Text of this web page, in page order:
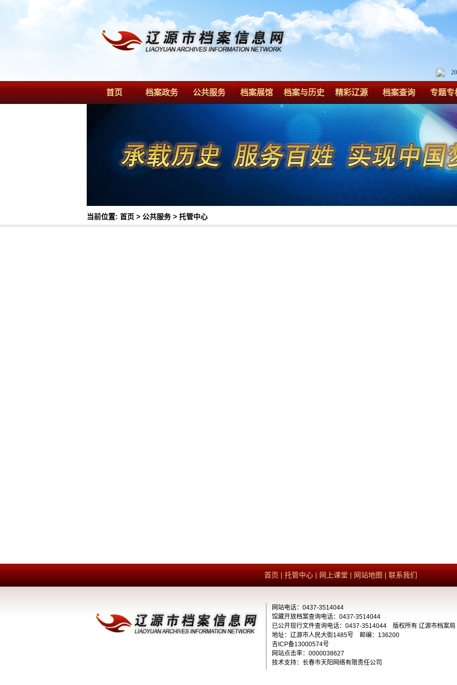
首页 档案政务 公共服务 档案展馆 档案与历史 精彩辽源 档案查询 专题专
当前位置: 首页 > 公共服务 > 托管中心
首页 | 托管中心 | 网上课堂 | 网站地图 | 联系我们
网站电话：0437-3514044
馆藏开放档案查询电话：0437-3514044
已公开现行文件查询电话：0437-3514044 版权所有 辽源市档案
地址：辽源市人民大街1485号 邮编：136200
吉ICP备13000574号
网站点击率：0000038627
技术支持：长春市天阳网络有限责任公司